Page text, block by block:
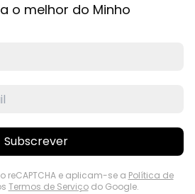
o melhor do Minho
Subscrever
reCAPTCHA e aplicam-se a Política de
Termos de Serviçodo Google.